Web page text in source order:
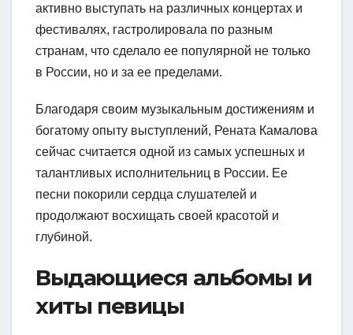
активно выступать на различных концертах и
фестивалях, гастролировала по разным
странам, что сделало ее популярной не только
в России, но и за ее пределами.
Благодаря своим музыкальным достижениям и
богатому опыту выступлений, Рената Камалова
сейчас считается одной из самых успешных и
талантливых исполнительниц в России. Ее
песни покорили сердца слушателей и
продолжают восхищать своей красотой и
глубиной.
Выдающиеся альбомы и
хиты певицы